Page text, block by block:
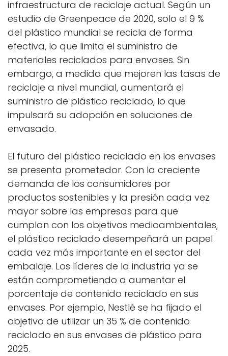
infraestructura de reciclaje actual. Según un
estudio de Greenpeace de 2020, solo el 9 %
del plástico mundial se recicla de forma
efectiva, lo que limita el suministro de
materiales reciclados para envases. Sin
embargo, a medida que mejoren las tasas de
reciclaje a nivel mundial, aumentará el
suministro de plástico reciclado, lo que
impulsará su adopción en soluciones de
envasado.
El futuro del plástico reciclado en los envases
se presenta prometedor. Con la creciente
demanda de los consumidores por
productos sostenibles y la presión cada vez
mayor sobre las empresas para que
cumplan con los objetivos medioambientales,
el plástico reciclado desempeñará un papel
cada vez más importante en el sector del
embalaje. Los líderes de la industria ya se
están comprometiendo a aumentar el
porcentaje de contenido reciclado en sus
envases. Por ejemplo, Nestlé se ha fijado el
objetivo de utilizar un 35 % de contenido
reciclado en sus envases de plástico para
2025.